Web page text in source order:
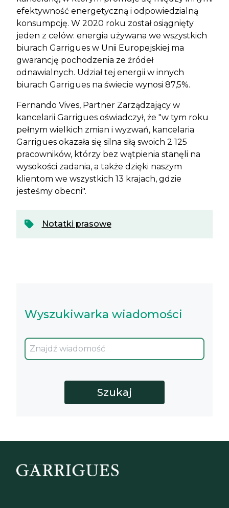
efektywność energetyczną i odpowiedzialną
konsumpcję. W 2020 roku został osiągnięty
jeden z celów: energia używana we wszystkich
biurach Garrigues w Unii Europejskiej ma
gwarancję pochodzenia ze źródeł
odnawialnych. Udział tej energii w innych
biurach Garrigues na świecie wynosi 87,5%.
Fernando Vives, Partner Zarządzający w
kancelarii Garrigues oświadczył, że "w tym roku
pełnym wielkich zmian i wyzwań, kancelaria
Garrigues okazała się silna siłą swoich 2 125
pracowników, którzy bez wątpienia stanęli na
wysokości zadania, a także dzięki naszym
klientom we wszystkich 13 krajach, gdzie
jesteśmy obecni".
Notatki prasowe
Wyszukiwarka wiadomości